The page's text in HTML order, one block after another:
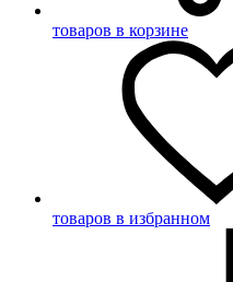
товаров в корзине
товаров в избранном